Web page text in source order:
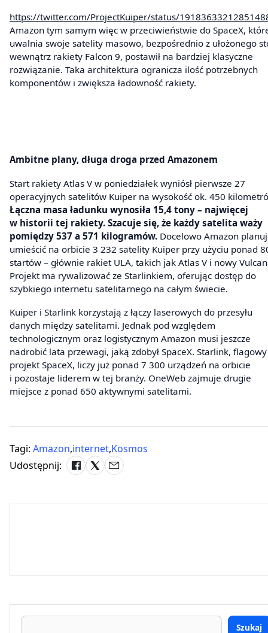
https://twitter.com/ProjectKuiper/status/
Amazon tym samym więc w przeciwieństwie do SpaceX,
uwalnia swoje satelity masowo, bezpośrednio z ułożonego
wewnątrz rakiety Falcon 9, postawił na bardziej klasyczne
rozwiązanie. Taka architektura ogranicza ilość potrzebnych
komponentów i zwiększa ładowność rakiety.
Ambitne plany, długa droga przed Amazonem
Start rakiety Atlas V w poniedziałek wyniósł pierwsze 27
operacyjnych satelitów Kuiper na wysokość ok. 450
Łączna masa ładunku wynosiła 15,4 tony – najwięcej
w historii tej rakiety. Szacuje się, że każdy satelita waży
pomiędzy 537 a 571 kilogramów. Docelowo Amazon
umieścić na orbicie 3 232 satelity Kuiper przy użyciu ponad
startów – głównie rakiet ULA, takich jak Atlas V i nowy
Projekt ma rywalizować ze Starlinkiem, oferując dostęp do
szybkiego internetu satelitarnego na całym świecie.
Kuiper i Starlink korzystają z łączy laserowych do przesyłu
danych między satelitami. Jednak pod względem
technologicznym oraz logistycznym Amazon musi jeszcze
nadrobić lata przewagi, jaką zdobył SpaceX. Starlink, flagowy
projekt SpaceX, liczy już ponad 7 300 urządzeń na orbicie
i pozostaje liderem w tej branży. OneWeb zajmuje drugie
miejsce z ponad 650 aktywnymi satelitami.
Tagi: Amazon,internet,Kosmos
Udostępnij:
Szukaj